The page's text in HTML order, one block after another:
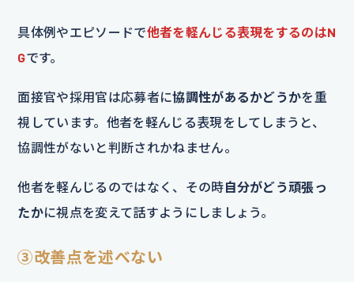
具体例やエピソードで他者を軽んじる表現をするのはN
Gです。
面接官や採用官は応募者に協調性があるかどうかを重
視しています。他者を軽んじる表現をしてしまうと、
協調性がないと判断されかねません。
他者を軽んじるのではなく、その時自分がどう頑張っ
たかに視点を変えて話すようにしましょう。
③改善点を述べない